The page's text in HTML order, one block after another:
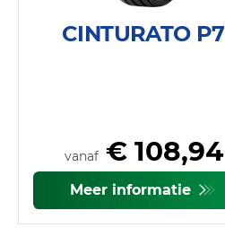
CINTURATO P7
vanaf€ 108,94
Meer informatie